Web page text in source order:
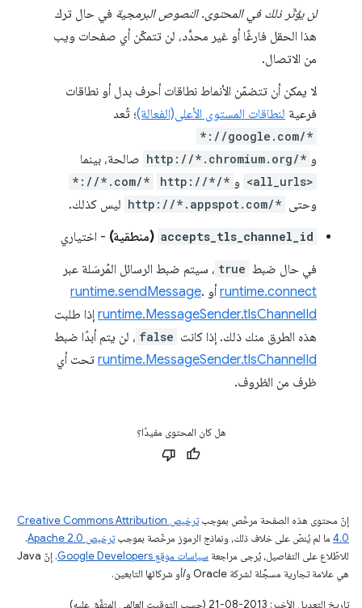
لن يؤثّر ذلك في المحتوى. النصوص البرمجية في حال ترك
هذا الحقل فارغًا أو غير محدَّد، لن تتمكّن أي صفحات ويب
من الاتصال.
لا يمكن أن تتضمّن الأنماط نطاقات أحرف بدل أو نطاقات
فرعية لنطاقات المستوى الأعلى(الفعالة)؛ تُعد
*://google.com/*
و http://*.chromium.org/* صالحة، بينما
<all_urls> و http://*/*
*://*.com/*
وحتى http://*.appspot.com/* ليس كذلك.
accepts_tls_channel_id (منطقية) - اختياري
في حال ضبط true ، سيتم ضبط الرسائل المُرسَلة عبر
runtime.connect أو runtime.sendMessage.
runtime.MessageSender.tlsChannelId إذا طلبت
هذه الطرق منك ذلك. إذا كانت false ، لن يتم أبدًا ضبط
runtime.MessageSender.tlsChannelId تحت أي
ظرف من الظروف.
هل كان المحتوى مفيدًا؟
إنّ محتوى هذه الصفحة مرخّص بموجب
ترخيص Creative Commons Attribution
4.0‏ ما لم يُنصّ على خلاف ذلك، ونماذج الرموز مرخّصة بموجبترخيص Apache 2.0‏
.
للاطّلاع على التفاصيل، يُرجى مراجعة سياسات موقع Google Developers‏
. إنّ Java
هي علامة تجارية مسجَّلة لشركة Oracle و/أو شركائها التابعين.
تاريخ التعديل الأخير: 2013-08-21 (حسب التوقيت العالمي المتفَّق عليه)